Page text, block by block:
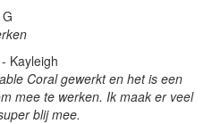
Kayleigh
Coral gewerkt en het is een
mee te werken. Ik maak er veel
blij mee.